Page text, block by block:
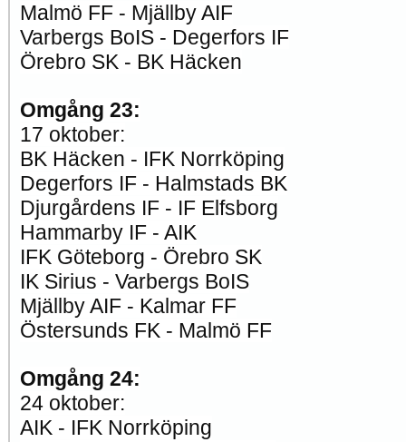
Malmö FF - Mjällby AIF
Varbergs BoIS - Degerfors IF
Örebro SK - BK Häcken
Omgång 23:
17 oktober:
BK Häcken - IFK Norrköping
Degerfors IF - Halmstads BK
Djurgårdens IF - IF Elfsborg
Hammarby IF - AIK
IFK Göteborg - Örebro SK
IK Sirius - Varbergs BoIS
Mjällby AIF - Kalmar FF
Östersunds FK - Malmö FF
Omgång 24:
24 oktober:
AIK - IFK Norrköping